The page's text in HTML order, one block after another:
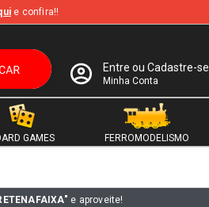
e confira!!
Entre ou Cadastre-se
Minha Conta
GAMES FERROMODELISMO
e aproveite!